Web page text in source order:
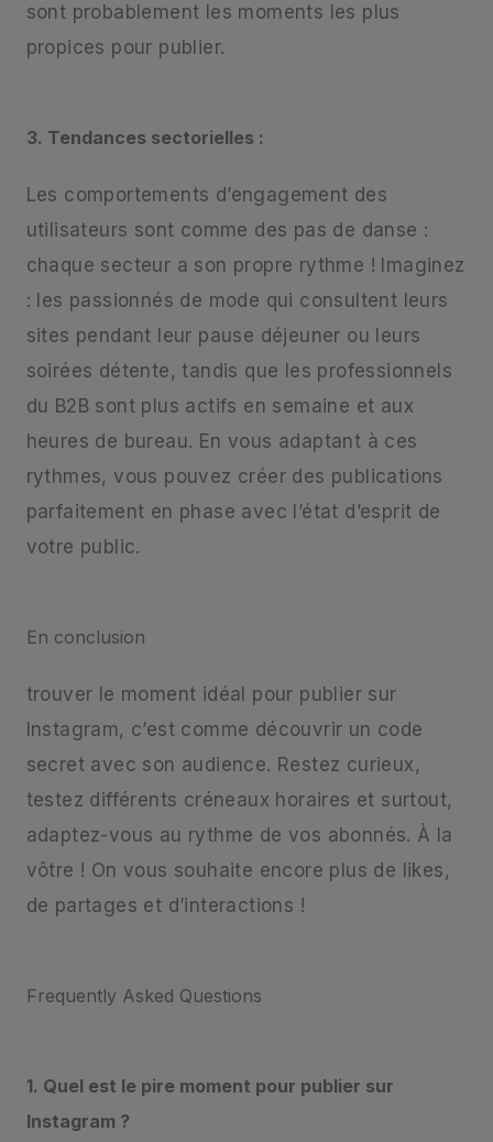
sont probablement les moments les plus
propices pour publier.
3. Tendances sectorielles :
Les comportements d’engagement des
utilisateurs sont comme des pas de danse :
chaque secteur a son propre rythme ! Imaginez
: les passionnés de mode qui consultent leurs
sites pendant leur pause déjeuner ou leurs
soirées détente, tandis que les professionnels
du B2B sont plus actifs en semaine et aux
heures de bureau. En vous adaptant à ces
rythmes, vous pouvez créer des publications
parfaitement en phase avec l’état d’esprit de
votre public.
En conclusion
trouver le moment idéal pour publier sur
Instagram, c’est comme découvrir un code
secret avec son audience. Restez curieux,
testez différents créneaux horaires et surtout,
adaptez-vous au rythme de vos abonnés. À la
vôtre ! On vous souhaite encore plus de likes,
de partages et d’interactions !
Frequently Asked Questions
1. Quel est le pire moment pour publier sur
Instagram ?